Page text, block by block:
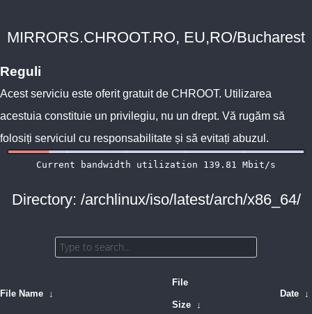
MIRRORS.CHROOT.RO, EU,RO/Bucharest
Reguli
Acest serviciu este oferit gratuit de CHROOT. Utilizarea
acestuia constituie un privilegiu, nu un drept. Vă rugăm să
folosiți serviciul cu responsabilitate și să evitați abuzul.
Directory: /archlinux/iso/latest/arch/x86_64/
File Name ↓
File
Size ↓
Date ↓